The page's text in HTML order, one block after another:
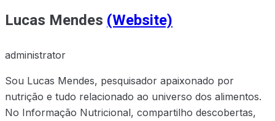
Lucas Mendes (Website)
administrator
Sou Lucas Mendes, pesquisador apaixonado por
nutrição e tudo relacionado ao universo dos alimentos.
No Informação Nutricional, compartilho descobertas,